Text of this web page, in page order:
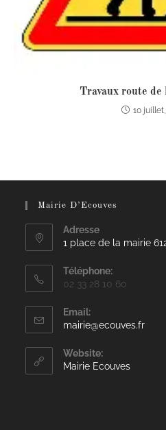
Travaux route de
10
Mairie D’Ecouves
Adresse
1 place de la mairie
Téléphone:
02 33 28 10 60
Email:
mairie@ecouves.fr
Website:
Mairie Ecouves